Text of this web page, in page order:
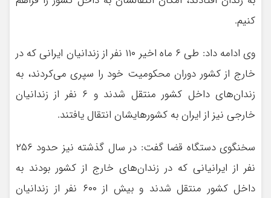
کنیم.
وی ادامه داد: طی ۶ ماه اخیر ۱۱۰ نفر از زندانیان ایرانی که در
خارج از کشور دوران محکومیت خود را سپری می‌کردند، به
زندان‌های داخل کشور منتقل شدند و ۶ نفر از زندانیان
خارجی نیز از ایران به کشورهایشان انتقال یافتند.
سخنگوی دستگاه قضا گفت: در سال گذشته نیز حدود ۲۵۶
نفر از ایرانیانی که در زندان‌های خارج از کشور بودند به
داخل کشور منتقل شدند و بیش از ۶۰۰ نفر از زندانیان